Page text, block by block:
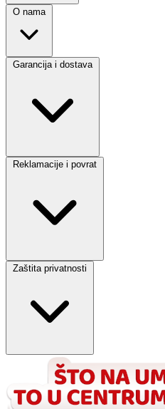
O nama
Garancija i dostava
Reklamacije i povrat
Zaštita privatnosti